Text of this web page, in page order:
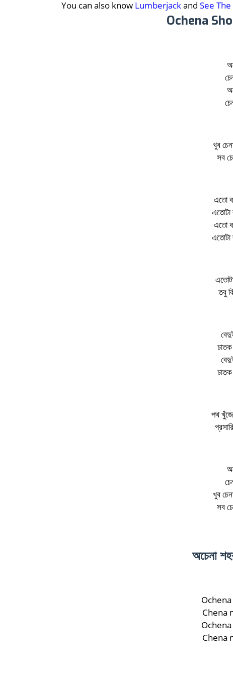
You can also know Lumberjackand See
Ochena
খুব
সব
এতো
এতোটা
এতো
এতোটা
তবু
চাতক
চাতক
পথ
খুব
সব
অচেনা
Chena
Chena